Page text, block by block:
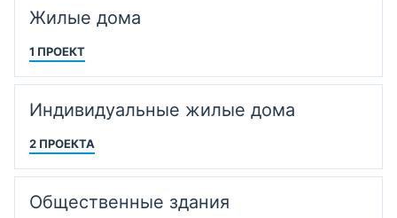
Жилые дома
1 ПРОЕКТ
Индивидуальные жилые дома
2 ПРОЕКТА
Общественные здания